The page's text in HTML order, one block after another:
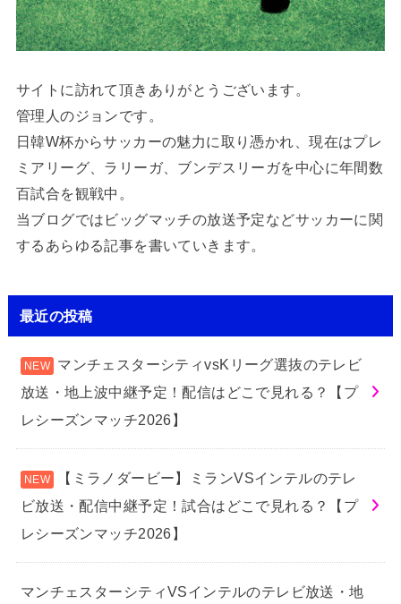
サイトに訪れて頂きありがとうございます。
管理人のジョンです。
日韓W杯からサッカーの魅力に取り憑かれ、現在はプレ
ミアリーグ、ラリーガ、ブンデスリーガを中心に年間数
百試合を観戦中。
当ブログではビッグマッチの放送予定などサッカーに関
するあらゆる記事を書いていきます。
最近の投稿
マンチェスターシティvsKリーグ選抜のテレビ
放送・地上波中継予定！配信はどこで見れる？【プ
レシーズンマッチ2026】
【ミラノダービー】ミランVSインテルのテレ
ビ放送・配信中継予定！試合はどこで見れる？【プ
レシーズンマッチ2026】
マンチェスターシティVSインテルのテレビ放送・地